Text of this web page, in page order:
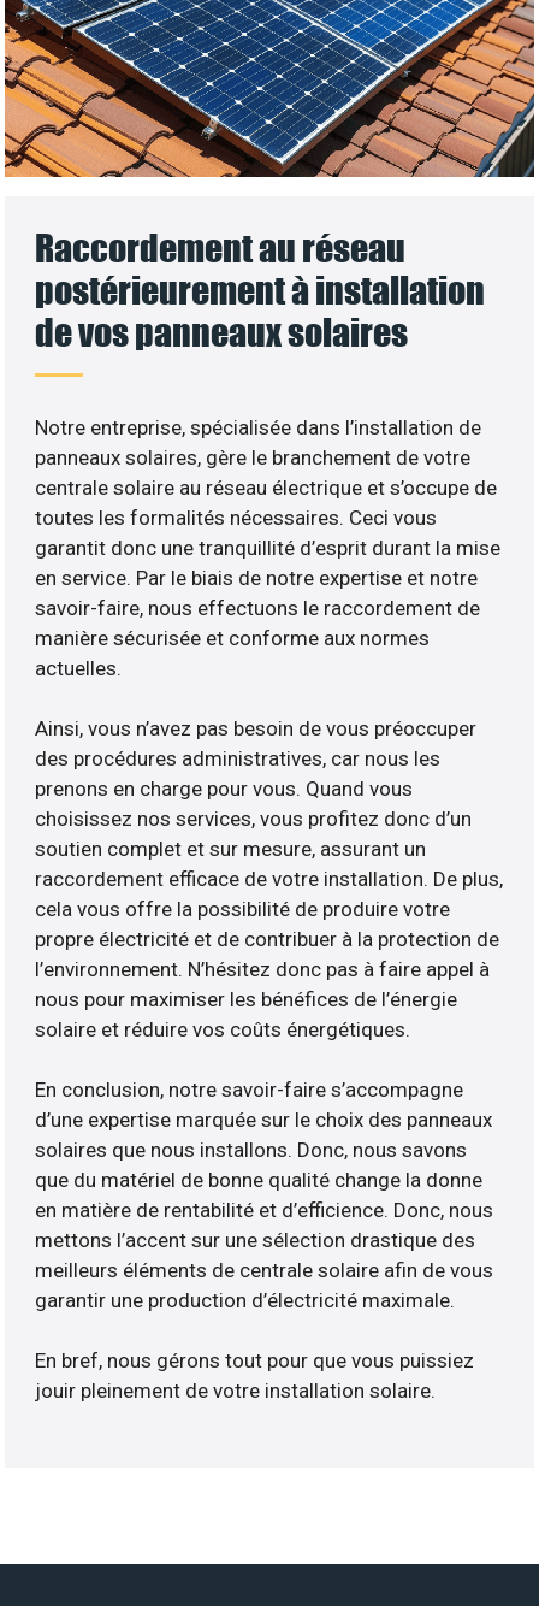
Raccordement au réseau
postérieurement à installation
de vos panneaux solaires
Notre entreprise, spécialisée dans l’installation de
panneaux solaires, gère le branchement de votre
centrale solaire au réseau électrique et s’occupe de
toutes les formalités nécessaires. Ceci vous
garantit donc une tranquillité d’esprit durant la mise
en service. Par le biais de notre expertise et notre
savoir-faire, nous effectuons le raccordement de
manière sécurisée et conforme aux normes
actuelles.
Ainsi, vous n’avez pas besoin de vous préoccuper
des procédures administratives, car nous les
prenons en charge pour vous. Quand vous
choisissez nos services, vous profitez donc d’un
soutien complet et sur mesure, assurant un
raccordement efficace de votre installation. De plus,
cela vous offre la possibilité de produire votre
propre électricité et de contribuer à la protection de
l’environnement. N’hésitez donc pas à faire appel à
nous pour maximiser les bénéfices de l’énergie
solaire et réduire vos coûts énergétiques.
En conclusion, notre savoir-faire s’accompagne
d’une expertise marquée sur le choix des panneaux
solaires que nous installons. Donc, nous savons
que du matériel de bonne qualité change la donne
en matière de rentabilité et d’efficience. Donc, nous
mettons l’accent sur une sélection drastique des
meilleurs éléments de centrale solaire afin de vous
garantir une production d’électricité maximale.
En bref, nous gérons tout pour que vous puissiez
jouir pleinement de votre installation solaire.